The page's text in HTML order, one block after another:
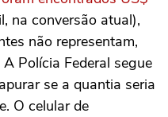
na conversão atual),
não representam,
Polícia Federal segue
se a quantia seria
O celular de